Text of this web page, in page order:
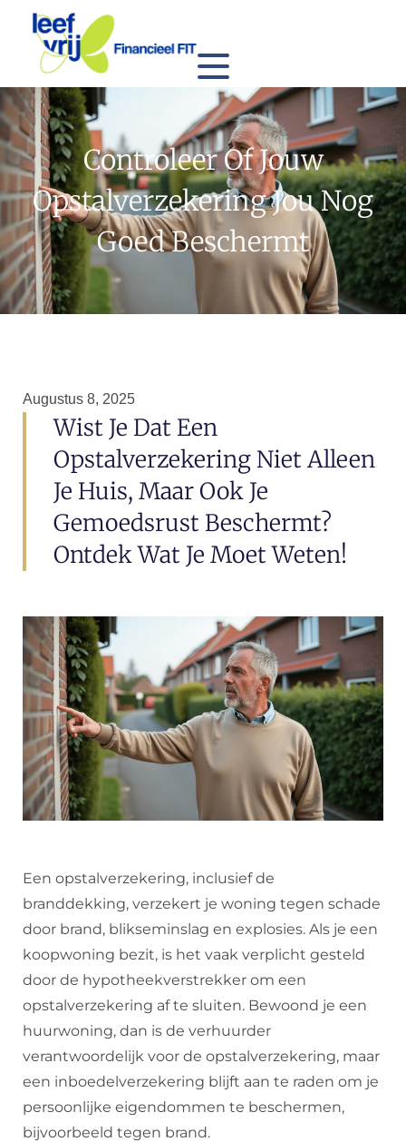
Controleer Of Jouw
Opstalverzekering Jou Nog
Goed Beschermt
Augustus 8, 2025
Wist Je Dat Een
Opstalverzekering Niet Alleen
Je Huis, Maar Ook Je
Gemoedsrust Beschermt?
Ontdek Wat Je Moet Weten!
Een opstalverzekering, inclusief de
branddekking, verzekert je woning tegen schade
door brand, blikseminslag en explosies. Als je een
koopwoning bezit, is het vaak verplicht gesteld
door de hypotheekverstrekker om een
opstalverzekering af te sluiten. Bewoond je een
huurwoning, dan is de verhuurder
verantwoordelijk voor de opstalverzekering, maar
een inboedelverzekering blijft aan te raden om je
persoonlijke eigendommen te beschermen,
bijvoorbeeld tegen brand.